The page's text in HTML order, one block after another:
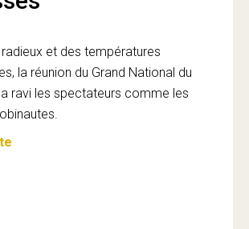
et des températures
la réunion du Grand National du
ravi les spectateurs comme les